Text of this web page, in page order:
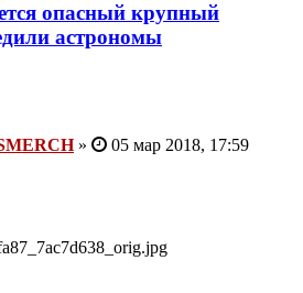
опасный крупный
астрономы
» 05 мар 2018, 17:59